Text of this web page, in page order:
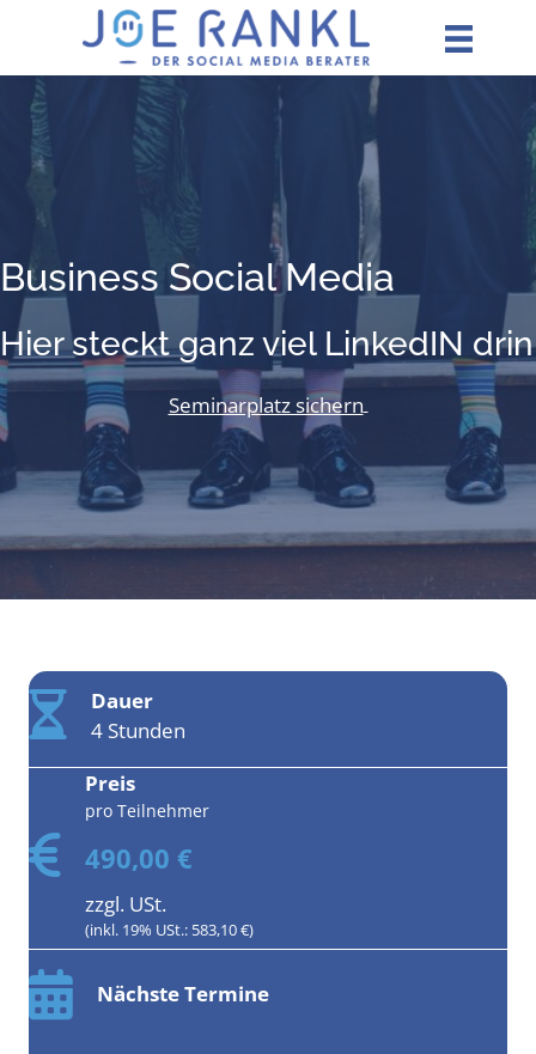
springen
Busi­ness Social Media
Hier steckt ganz viel LinkedIN drin
Seminarplatz sichern
Dauer
4 Stunden
Preis
pro Teilnehmer
490,00 €
zzgl. USt.
(inkl. 19% USt.: 583,10 €)
Nächste Termine